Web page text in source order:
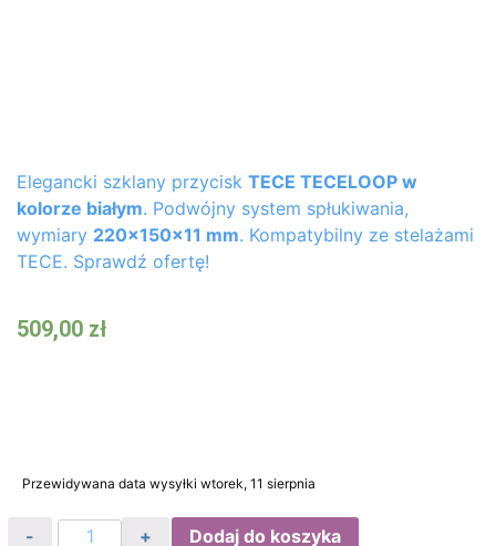
Elegancki szklany przycisk TECE TECELOOP w
kolorze białym. Podwójny system spłukiwania,
wymiary 220x150x11 mm. Kompatybilny ze stelażami
TECE. Sprawdź ofertę!
509,00 zł
Przewidywana data wysyłki wtorek, 11 sierpnia
Dodaj do koszyka